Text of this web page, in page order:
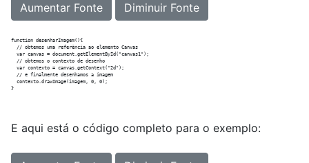
Aumentar Fonte Diminuir Fonte
function desenharImagem(){
  // obtemos uma referência ao elemento Canvas
  var canvas = document.getElementById("canvas1");
  // obtemos o contexto de desenho
  var contexto = canvas.getContext("2d");
  // e finalmente desenhamos a imagem
  contexto.drawImage(imagem, 0, 0);
E aqui está o código completo para o exemplo: